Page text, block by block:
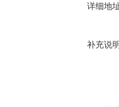
详细地
补充说